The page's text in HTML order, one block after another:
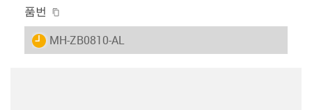
품번
igus-icon-lieferzeit
MH-ZB0810-AL